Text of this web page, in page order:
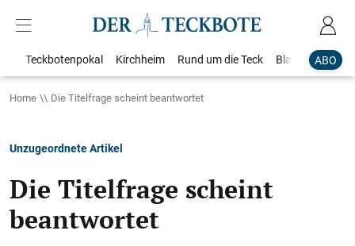
ABO
Teckbotenpokal Kirchheim Rund um die Teck Blaulicht
Home Die Titelfrage scheint beantwortet
Unzugeordnete Artikel
Die Titelfrage scheint
beantwortet